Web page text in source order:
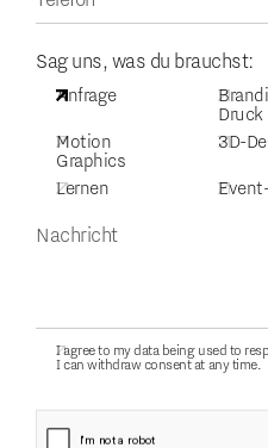
Sag uns, was du brauchst:
Anfrage
Druck
Motion
Graphics
3D-
Lernen
I agree to my data being used to
I can withdraw consent at any time.